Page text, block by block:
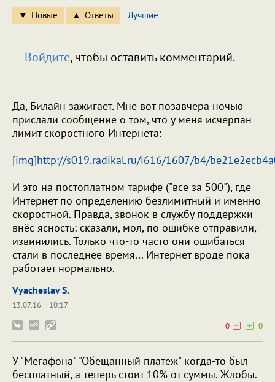
Новые Ответы Лучшие
Войдите, чтобы оставить комментарий.
Да, Билайн зажигает. Мне вот позавчера ночью
прислали сообщение о том, что у меня исчерпан
лимит скоростного Интернета:
[img]http://s019.radikal.ru/i616/1607/b4/
И это на постоплатном тарифе ("всё за 500"), где
Интернет по определению безлимитный и именно
скоростной. Правда, звонок в службу поддержки
внёс ясность: сказали, мол, по ошибке отправили,
извинились. Только что-то часто они ошибаться
стали в последнее время... Интернет вроде пока
работает нормально.
Vyacheslav S.
13.07.16
10:17
0
0
У "Мегафона" "Обещанный платеж" когда-то был
бесплатный, а теперь стоит 10% от суммы. Жлобы.